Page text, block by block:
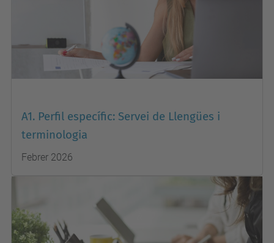
A1. Perfil específic: Servei de Llengües i
terminologia
Febrer 2026